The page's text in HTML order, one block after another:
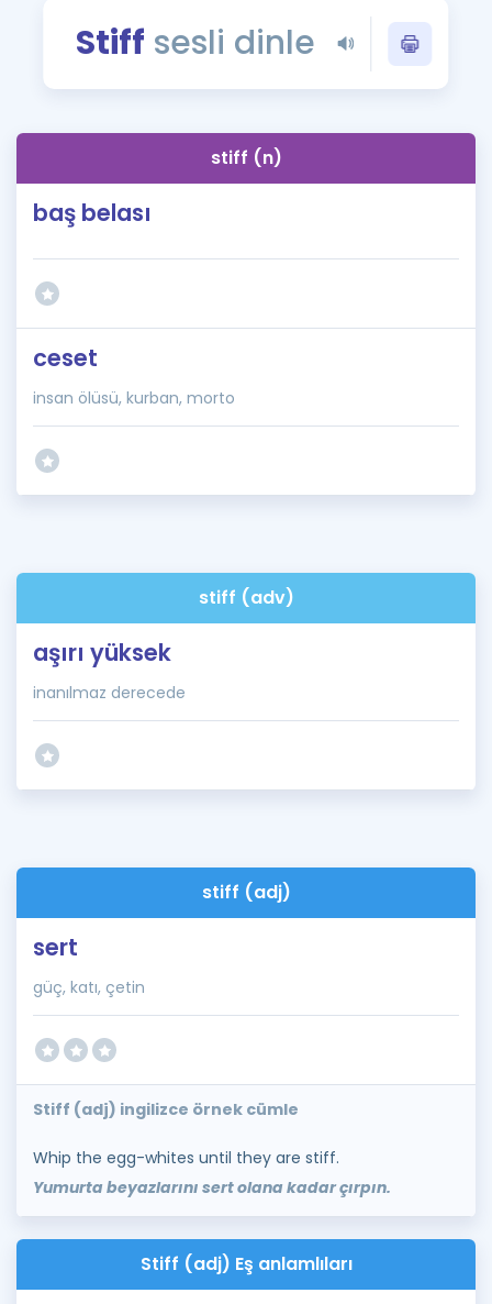
Blog
İngilizce Gramer
Stiff sesli dinle
stiff (n)
baş belası
ceset
insan ölüsü, kurban, morto
stiff (adv)
aşırı yüksek
inanılmaz derecede
stiff (adj)
sert
güç, katı, çetin
Stiff (adj) ingilizce örnek cümle
Whip the egg-whites until they are stiff.
Yumurta beyazlarını sert olana kadar çırpın.
Stiff (adj) Eş anlamlıları